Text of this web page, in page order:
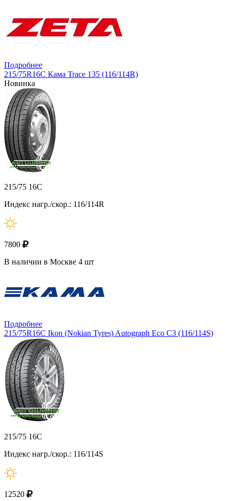
Подробнее
215/75R16C Кама Trace 135 (116/114R)
Новинка
215/75 16C
Индекс нагр./скор.: 116/114R
7800
В наличии в Москве 4 шт
Подробнее
215/75R16C Ikon (Nokian Tyres) Autograph Eco C3 (116/114S)
215/75 16C
Индекс нагр./скор.: 116/114S
12520